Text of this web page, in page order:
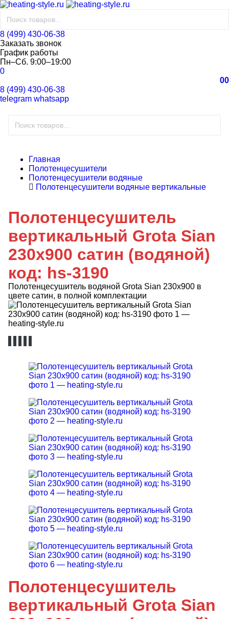
8 (499) 430-06-38
Заказать звонок
График работы
Пн–Сб. 9:00–19:00
0
00
8 (499) 430-06-38
telegram whatsapp
Главная
Полотенцесушители
Полотенцесушители водяные
Полотенцесушители водяные вертикальные
Полотенцесушитель
вертикальный Grota Sian
230х900 сатин (водяной)
код: hs-3190
Полотенцесушитель водяной Grota Sian 230х900 в
цвете сатин, в полной комплектации
Полотенцесушитель
вертикальный Grota Sian